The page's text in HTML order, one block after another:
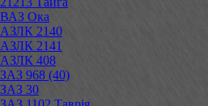
ВАЗ Ока
АЗЛК 2140
АЗЛК 2141
АЗЛК 408
ЗАЗ 968 (40)
ЗАЗ 30